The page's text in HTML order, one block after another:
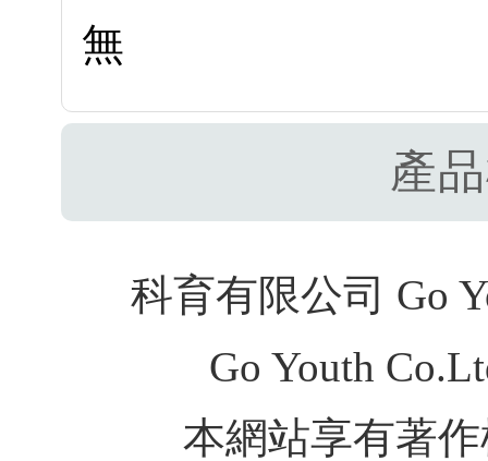
無
產
科育有限公司 Go
Go Youth
本網站享有著